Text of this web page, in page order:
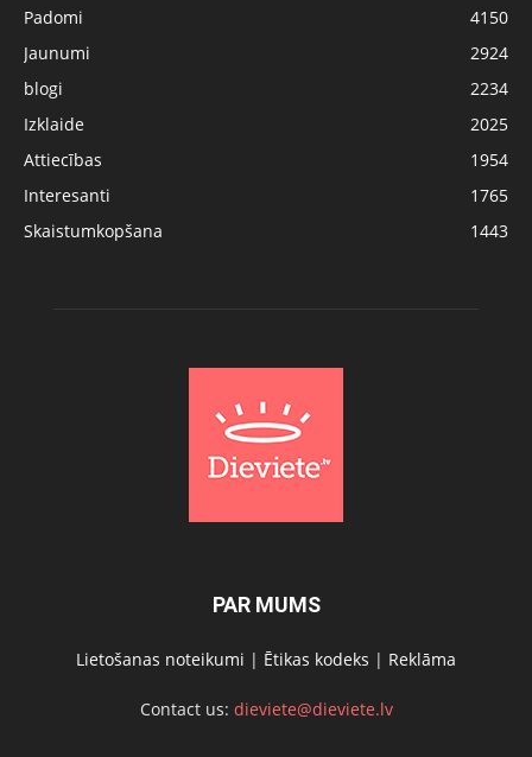
Padomi
4150
Jaunumi
2924
blogi
2234
Izklaide
2025
Attiecības
1954
Interesanti
1765
Skaistumkopšana
1443
PAR MUMS
Lietošanas noteikumi | Ētikas kodeks | Reklāma
Contact us: dieviete@dieviete.lv